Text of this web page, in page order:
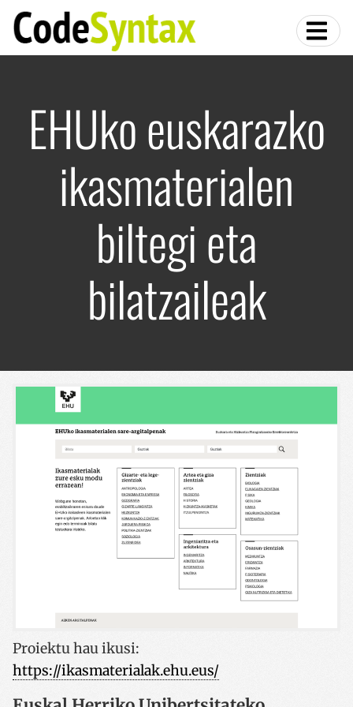
EHUko euskarazko
ikasmaterialen
biltegi eta
bilatzaileak
Proiektu hau ikusi:
https://ikasmaterialak.ehu.eus/